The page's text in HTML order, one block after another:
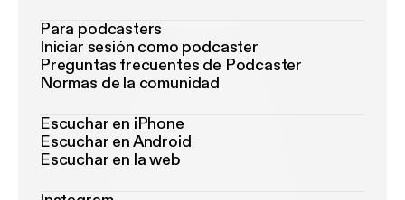
Para podcasters
Iniciar sesión como podcaster
Preguntas frecuentes de Podcaster
Normas de la comunidad
Escuchar en iPhone
Escuchar en Android
Escuchar en la web